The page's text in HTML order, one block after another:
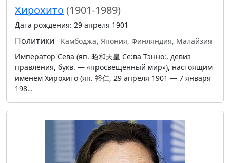
Хирохито (1901-1989)
Дата рождения: 29 апреля 1901
Политики
Камбоджа, Япония, Финляндия, Малайзия
Император Сева (яп. 昭和天皇 Се:ва Тэнно:, девиз
правления, букв. — «просвещенный мир»), настоящим
именем Хирохито (яп. 裕仁, 29 апреля 1901 — 7 января
198…